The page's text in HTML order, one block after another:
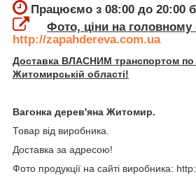
Працюємо з 08:00 до 20:00
Фото, ціни на головному
http://zapahdereva.com.ua
Доставка ВЛАСНИМ транспортом по
Житомирській області!
Вагонка дерев'яна Житомир.
Товар від виробника.
Доставка за адресою!
Фото продукції на сайті виробника: